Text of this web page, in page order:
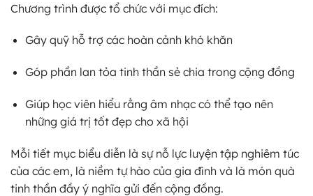
Chương trình được tổ chức với mục đích:
Gây quỹ hỗ trợ các hoàn cảnh khó khăn
Góp phần lan tỏa tinh thần sẻ chia trong cộng đồng
Giúp học viên hiểu rằng âm nhạc có thể tạo nên
những giá trị tốt đẹp cho xã hội
Mỗi tiết mục biểu diễn là sự nỗ lực luyện tập nghiêm túc
của các em, là niềm tự hào của gia đình và là món quà
tinh thần đầy ý nghĩa gửi đến cộng đồng.